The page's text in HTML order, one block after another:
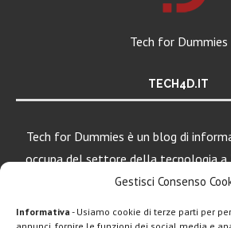
Gestisci Consenso
Informativa - Usiamo cookie di terze parti per
Tech for Dummies
TECH4D.IT
Tech for Dummies è un blog di
occupa del settore della tecnologia a
una particolare attenzione al mondo